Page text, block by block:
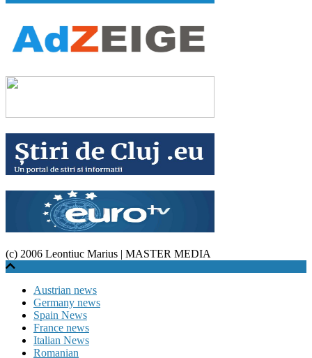
(c) 2006 Leontiuc Marius | MASTER MEDIA
Austrian news
Germany news
Spain News
France news
Italian News
Romanian